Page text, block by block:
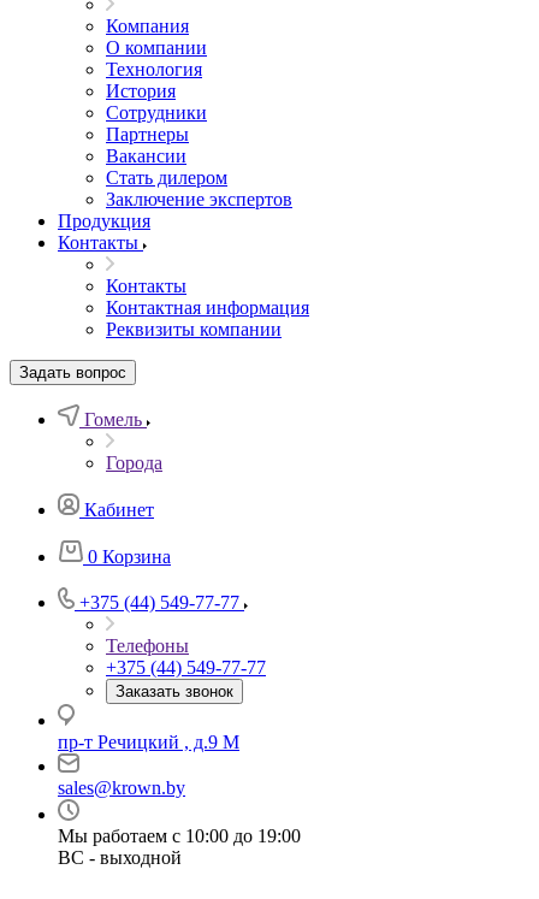
Компания
О компании
Технология
История
Сотрудники
Партнеры
Вакансии
Стать дилером
Заключение экспертов
Продукция
Контакты
Контакты
Контактная информация
Реквизиты компании
Задать вопрос
Гомель
Города
Кабинет
0 Корзина
+375 (44) 549-77-77
Телефоны
+375 (44) 549-77-77
Заказать звонок
пр-т Речицкий , д.9 М
sales@krown.by
Мы работаем с 10:00 до 19:00
ВС - выходной